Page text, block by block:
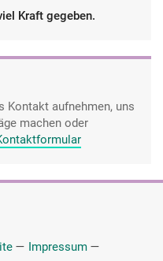
Kraft gegeben.
Kontakt aufnehmen, uns
machen oder
— Impressum —